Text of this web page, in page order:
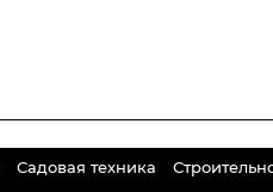
Садовая техника